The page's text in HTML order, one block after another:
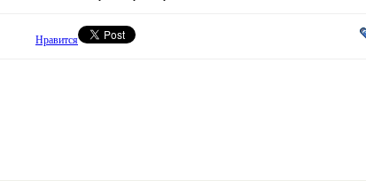
Нравится